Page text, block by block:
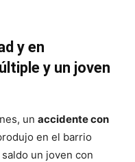
y en
y un joven
un accidente con
en el barrio
un joven con